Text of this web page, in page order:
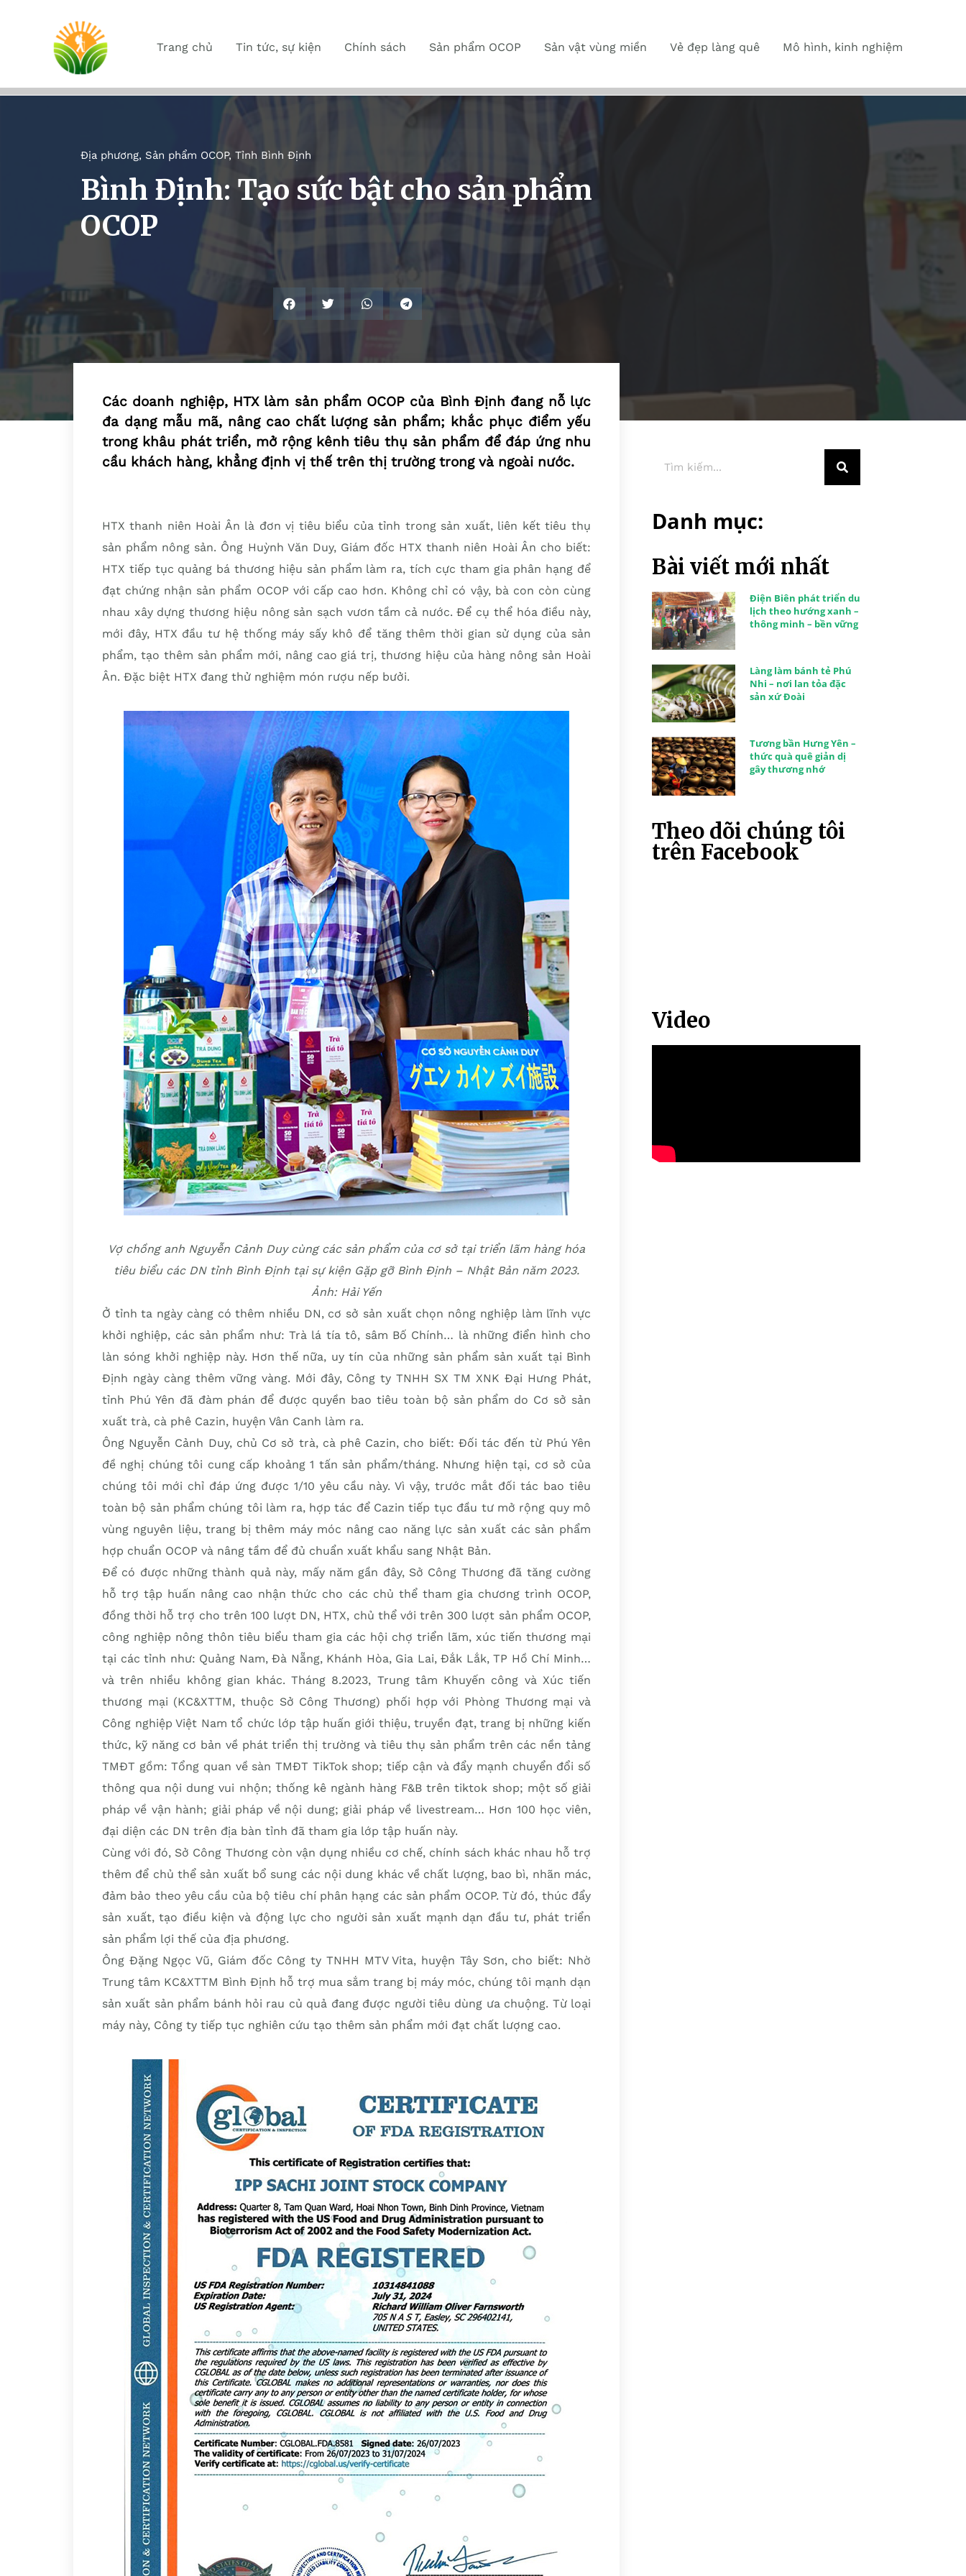
Trang chủ Tin tức, sự kiện Chính sách Sản phẩm OCOP Sản vật vùng miền Vẻ đẹp làng quê Mô hình, kinh nghiệm
Địa phương, Sản phẩm OCOP, Tỉnh Bình Định
Bình Định: Tạo sức bật cho sản phẩm
OCOP
Các doanh nghiệp, HTX làm sản phẩm OCOP của Bình Ðịnh đang nỗ lực
đa dạng mẫu mã, nâng cao chất lượng sản phẩm; khắc phục điểm yếu
trong khâu phát triển, mở rộng kênh tiêu thụ sản phẩm để đáp ứng nhu
cầu khách hàng, khẳng định vị thế trên thị trường trong và ngoài nước.
HTX thanh niên Hoài Ân là đơn vị tiêu biểu của tỉnh trong sản xuất, liên kết tiêu thụ
sản phẩm nông sản. Ông Huỳnh Văn Duy, Giám đốc HTX thanh niên Hoài Ân cho biết:
HTX tiếp tục quảng bá thương hiệu sản phẩm làm ra, tích cực tham gia phân hạng để
đạt chứng nhận sản phẩm OCOP với cấp cao hơn. Không chỉ có vậy, bà con còn cùng
nhau xây dựng thương hiệu nông sản sạch vươn tầm cả nước. Để cụ thể hóa điều này,
mới đây, HTX đầu tư hệ thống máy sấy khô để tăng thêm thời gian sử dụng của sản
phẩm, tạo thêm sản phẩm mới, nâng cao giá trị, thương hiệu của hàng nông sản Hoài
Ân. Đặc biệt HTX đang thử nghiệm món rượu nếp bưởi.
Vợ chồng anh Nguyễn Cảnh Duy cùng các sản phẩm của cơ sở tại triển lãm hàng hóa
tiêu biểu các DN tỉnh Bình Định tại sự kiện Gặp gỡ Bình Định – Nhật Bản năm 2023.
Ảnh: Hải Yến
Ở tỉnh ta ngày càng có thêm nhiều DN, cơ sở sản xuất chọn nông nghiệp làm lĩnh vực
khởi nghiệp, các sản phẩm như: Trà lá tía tô, sâm Bố Chính… là những điển hình cho
làn sóng khởi nghiệp này. Hơn thế nữa, uy tín của những sản phẩm sản xuất tại Bình
Định ngày càng thêm vững vàng. Mới đây, Công ty TNHH SX TM XNK Đại Hưng Phát,
tỉnh Phú Yên đã đàm phán để được quyền bao tiêu toàn bộ sản phẩm do Cơ sở sản
xuất trà, cà phê Cazin, huyện Vân Canh làm ra.
Ông Nguyễn Cảnh Duy, chủ Cơ sở trà, cà phê Cazin, cho biết: Đối tác đến từ Phú Yên
đề nghị chúng tôi cung cấp khoảng 1 tấn sản phẩm/tháng. Nhưng hiện tại, cơ sở của
chúng tôi mới chỉ đáp ứng được 1/10 yêu cầu này. Vì vậy, trước mắt đối tác bao tiêu
toàn bộ sản phẩm chúng tôi làm ra, hợp tác để Cazin tiếp tục đầu tư mở rộng quy mô
vùng nguyên liệu, trang bị thêm máy móc nâng cao năng lực sản xuất các sản phẩm
hợp chuẩn OCOP và nâng tầm để đủ chuẩn xuất khẩu sang Nhật Bản.
Để có được những thành quả này, mấy năm gần đây, Sở Công Thương đã tăng cường
hỗ trợ tập huấn nâng cao nhận thức cho các chủ thể tham gia chương trình OCOP,
đồng thời hỗ trợ cho trên 100 lượt DN, HTX, chủ thể với trên 300 lượt sản phẩm OCOP,
công nghiệp nông thôn tiêu biểu tham gia các hội chợ triển lãm, xúc tiến thương mại
tại các tỉnh như: Quảng Nam, Đà Nẵng, Khánh Hòa, Gia Lai, Đắk Lắk, TP Hồ Chí Minh…
và trên nhiều không gian khác. Tháng 8.2023, Trung tâm Khuyến công và Xúc tiến
thương mại (KC&XTTM, thuộc Sở Công Thương) phối hợp với Phòng Thương mại và
Công nghiệp Việt Nam tổ chức lớp tập huấn giới thiệu, truyền đạt, trang bị những kiến
thức, kỹ năng cơ bản về phát triển thị trường và tiêu thụ sản phẩm trên các nền tảng
TMĐT gồm: Tổng quan về sàn TMĐT TikTok shop; tiếp cận và đẩy mạnh chuyển đổi số
thông qua nội dung vui nhộn; thống kê ngành hàng F&B trên tiktok shop; một số giải
pháp về vận hành; giải pháp về nội dung; giải pháp về livestream… Hơn 100 học viên,
đại diện các DN trên địa bàn tỉnh đã tham gia lớp tập huấn này.
Cùng với đó, Sở Công Thương còn vận dụng nhiều cơ chế, chính sách khác nhau hỗ trợ
thêm để chủ thể sản xuất bổ sung các nội dung khác về chất lượng, bao bì, nhãn mác,
đảm bảo theo yêu cầu của bộ tiêu chí phân hạng các sản phẩm OCOP. Từ đó, thúc đẩy
sản xuất, tạo điều kiện và động lực cho người sản xuất mạnh dạn đầu tư, phát triển
sản phẩm lợi thế của địa phương.
Ông Đặng Ngọc Vũ, Giám đốc Công ty TNHH MTV Vita, huyện Tây Sơn, cho biết: Nhờ
Trung tâm KC&XTTM Bình Định hỗ trợ mua sắm trang bị máy móc, chúng tôi mạnh dạn
sản xuất sản phẩm bánh hỏi rau củ quả đang được người tiêu dùng ưa chuộng. Từ loại
máy này, Công ty tiếp tục nghiên cứu tạo thêm sản phẩm mới đạt chất lượng cao.
Danh mục:
Bài viết mới nhất
Điện Biên phát triển du
lịch theo hướng xanh –
thông minh – bền vững
Làng làm bánh tẻ Phú
Nhi – nơi lan tỏa đặc
sản xứ Đoài
Tương bần Hưng Yên –
thức quà quê giản dị
gây thương nhớ
Theo dõi chúng tôi
trên Facebook
Video